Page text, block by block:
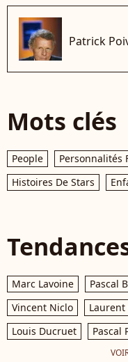
Patrick
Mots clés
People Personnalités
Histoires De Stars
Marc Lavoine Pascal
Vincent Niclo
Laurent
Louis Ducruet
Pascal